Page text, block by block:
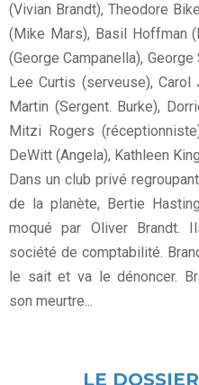
(Vivian Brandt), Theodore
(Mike Mars), Basil Hoffman
(George Campanella),
Lee Curtis (serveuse), Carol
Martin (Sergent. Burke),
Mitzi Rogers
DeWitt (Angela), Kathleen
Dans un club privé
de la planète, Bertie
moqué par Oliver Brandt.
société de comptabilité.
le sait et va le dénoncer.
son meurtre...
LE